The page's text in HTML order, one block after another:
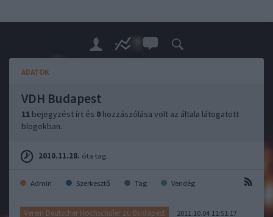
ADATOK
VDH Budapest
11 bejegyzést írt és 0 hozzászólása volt az általa látogatott
blogokban.
2010.11.28. óta tag.
Admin Szerkesztő Tag Vendég
Verein Deutscher Hochschüler zu Budapest 2011.10.04 11:51:17